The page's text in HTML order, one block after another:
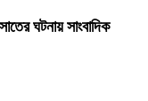
ঘটনায় সাংবাদিক